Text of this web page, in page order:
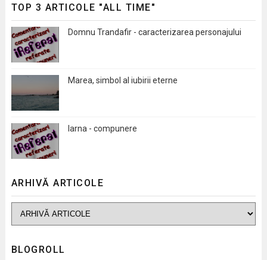
TOP 3 ARTICOLE "ALL TIME"
Domnu Trandafir - caracterizarea personajului
Marea, simbol al iubirii eterne
Iarna - compunere
ARHIVĂ ARTICOLE
BLOGROLL